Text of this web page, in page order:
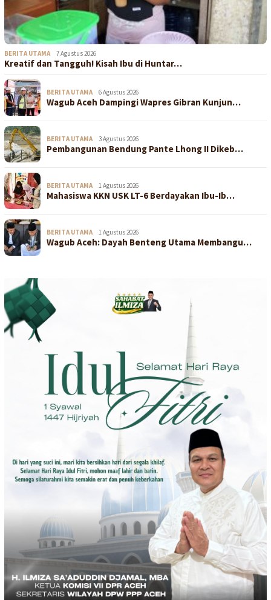
BERITA UTAMA 7 Agustus 2026
Kreatif dan Tangguh! Kisah Ibu di Huntar…
BERITA UTAMA 6 Agustus 2026
Wagub Aceh Dampingi Wapres Gibran Kunjun…
BERITA UTAMA 3 Agustus 2026
Pembangunan Bendung Pante Lhong II Dikeb…
BERITA UTAMA 1 Agustus 2026
Mahasiswa KKN USK LT-6 Berdayakan Ibu-Ib…
BERITA UTAMA 1 Agustus 2026
Wagub Aceh: Dayah Benteng Utama Membangu…